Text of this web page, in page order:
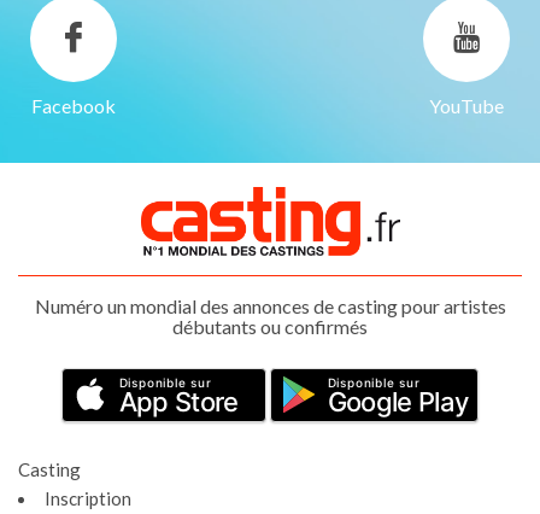
Facebook YouTube
Numéro un mondial des annonces de casting pour artistes
débutants ou confirmés
Disponible sur
App Store
Disponible sur
Google Play
Casting
Inscription